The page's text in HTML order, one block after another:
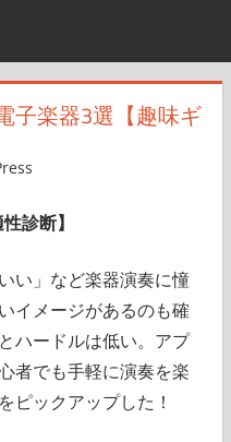
子楽器3選【趣味ギ
Web
診断】
い」など楽器演奏に憧
イメージがあるのも確
ハードルは低い。アプ
者でも手軽に演奏を楽
ピックアップした！